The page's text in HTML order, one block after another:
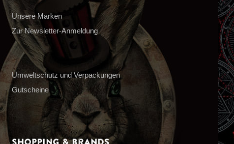
Unsere Marken
Zur Newsletter-Anmeldung
Umweltschutz und Verpackungen
Gutscheine